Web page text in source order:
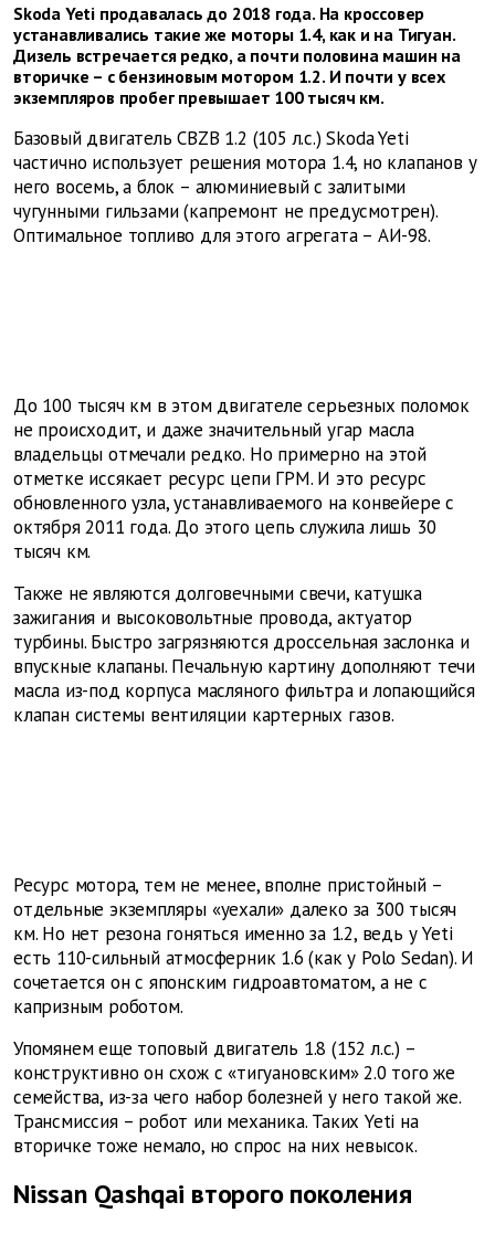
Skoda Yeti продавалась до 2018 года. На кроссовер
устанавливались такие же моторы 1.4, как и на Тигуан.
Дизель встречается редко, а почти половина машин на
вторичке – с бензиновым мотором 1.2. И почти у всех
экземпляров пробег превышает 100 тысяч км.
Базовый двигатель CBZB 1.2 (105 л.с.) Skoda Yeti
частично использует решения мотора 1.4, но клапанов у
него восемь, а блок – алюминиевый с залитыми
чугунными гильзами (капремонт не предусмотрен).
Оптимальное топливо для этого агрегата – АИ-98.
До 100 тысяч км в этом двигателе серьезных поломок
не происходит, и даже значительный угар масла
владельцы отмечали редко. Но примерно на этой
отметке иссякает ресурс цепи ГРМ. И это ресурс
обновленного узла, устанавливаемого на конвейере с
октября 2011 года. До этого цепь служила лишь 30
тысяч км.
Также не являются долговечными свечи, катушка
зажигания и высоковольтные провода, актуатор
турбины. Быстро загрязняются дроссельная заслонка и
впускные клапаны. Печальную картину дополняют течи
масла из-под корпуса масляного фильтра и лопающийся
клапан системы вентиляции картерных газов.
Ресурс мотора, тем не менее, вполне пристойный –
отдельные экземпляры «уехали» далеко за 300 тысяч
км. Но нет резона гоняться именно за 1.2, ведь у Yeti
есть 110-сильный атмосферник 1.6 (как у Polo Sedan). И
сочетается он с японским гидроавтоматом, а не с
капризным роботом.
Упомянем еще топовый двигатель 1.8 (152 л.с.) –
конструктивно он схож с «тигуановским» 2.0 того же
семейства, из-за чего набор болезней у него такой же.
Трансмиссия – робот или механика. Таких Yeti на
вторичке тоже немало, но спрос на них невысок.
Nissan Qashqai второго поколения